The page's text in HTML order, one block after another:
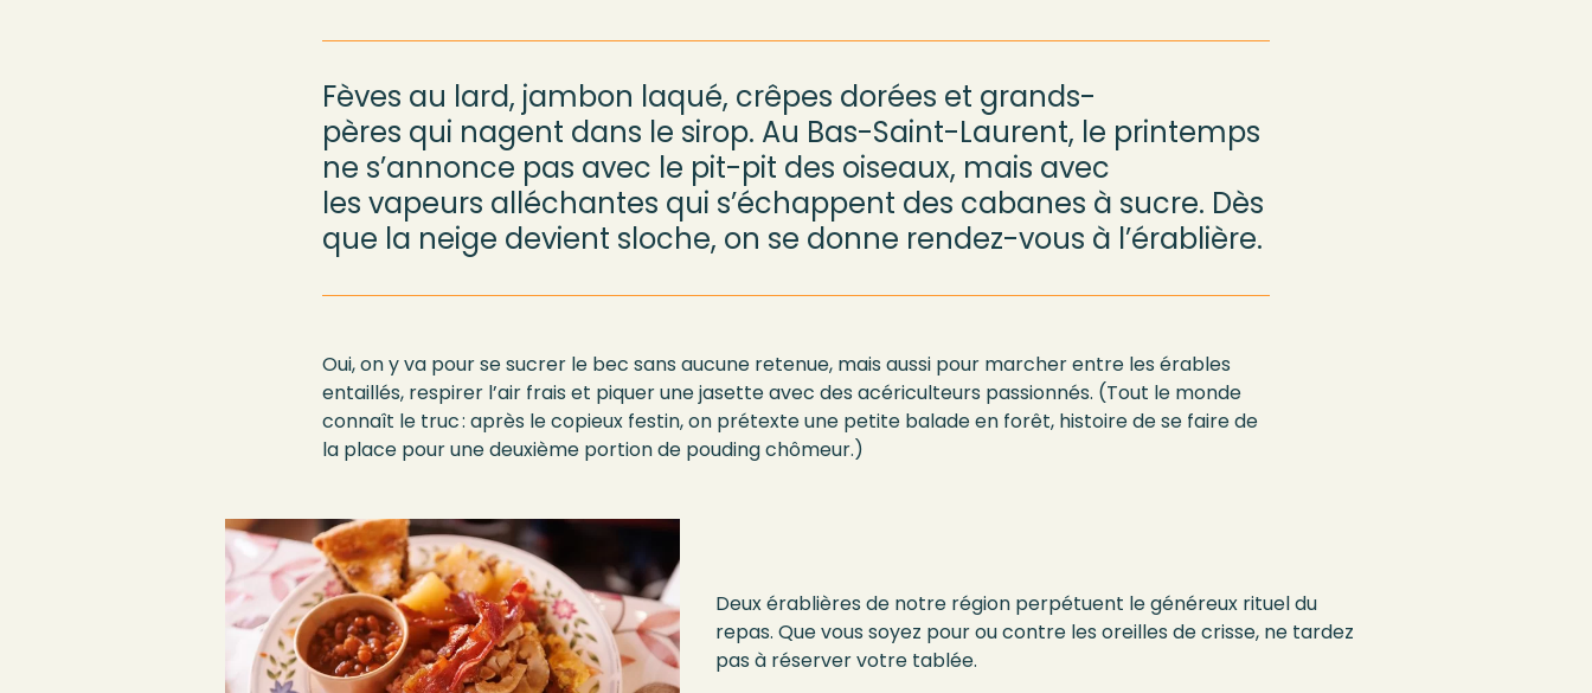
Fèves au lard, jambon laqué, crêpes dorées et grands-
pères qui nagent dans le sirop. Au Bas-Saint-Laurent, le printemps
ne s’annonce pas avec le pit-pit des oiseaux, mais avec
les vapeurs alléchantes qui s’échappent des cabanes à sucre. Dès
que la neige devient sloche, on se donne rendez-vous à l’érablière.
Oui, on y va pour se sucrer le bec sans aucune retenue, mais aussi pour marcher entre les érables
entaillés, respirer l’air frais et piquer une jasette avec des acériculteurs passionnés. (Tout le monde
connaît le truc : après le copieux festin, on prétexte une petite balade en forêt, histoire de se faire de
la place pour une deuxième portion de pouding chômeur.)
Deux érablières de notre région perpétuent le généreux rituel du
repas. Que vous soyez pour ou contre les oreilles de crisse, ne tardez
pas à réserver votre tablée.